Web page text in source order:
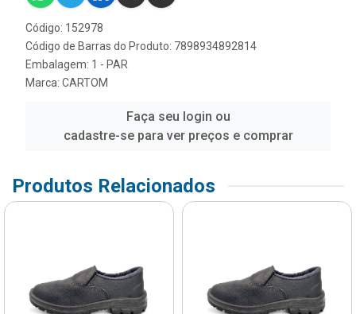
Código: 152978
Código de Barras do Produto: 7898934892814
Embalagem: 1 - PAR
Marca: CARTOM
Faça seu login ou
cadastre-se para ver preços e comprar
Produtos Relacionados